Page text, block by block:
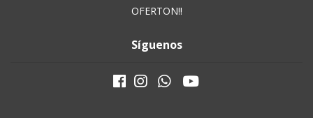
OFERTON!!
Síguenos